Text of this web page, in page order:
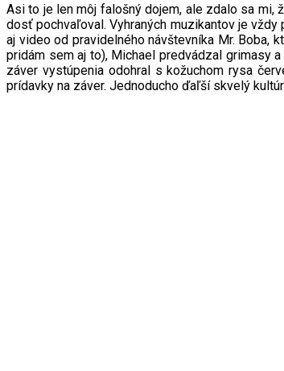
Asi to je len môj falošný dojem, ale zdalo sa
dosť pochvaľoval. Vyhraných muzikantov je
aj video od pravidelného návštevníka Mr. Boba,
pridám sem aj to), Michael predvádzal grimasy
záver vystúpenia odohral s kožuchom rysa
prídavky na záver. Jednoducho ďaľší skvelý